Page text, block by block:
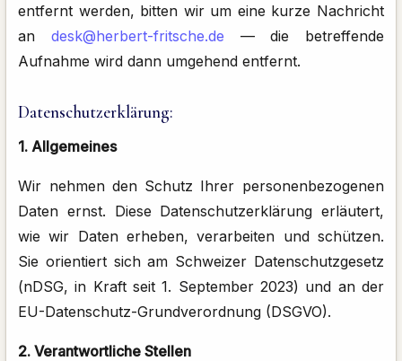
entfernt werden, bitten wir um eine kurze Nachricht
an desk@herbert-fritsche.de — die betreffende
Aufnahme wird dann umgehend entfernt.
Datenschutzerklärung:
1. Allgemeines
Wir nehmen den Schutz Ihrer personenbezogenen
Daten ernst. Diese Datenschutzerklärung erläutert,
wie wir Daten erheben, verarbeiten und schützen.
Sie orientiert sich am Schweizer Datenschutzgesetz
(nDSG, in Kraft seit 1. September 2023) und an der
EU-Datenschutz-Grundverordnung (DSGVO).
2. Verantwortliche Stellen